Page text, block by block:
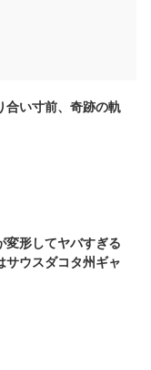
合い寸前、奇跡の軌
変形してヤバすぎる
サウスダコタ州ギャ